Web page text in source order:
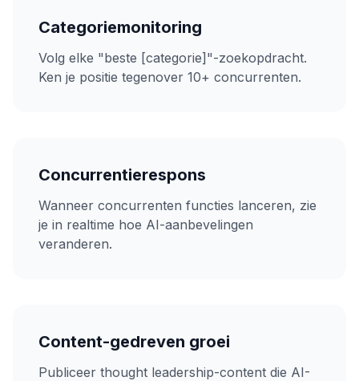
Categoriemonitoring
Volg elke "beste [categorie]"-zoekopdracht.
Ken je positie tegenover 10+ concurrenten.
Concurrentierespons
Wanneer concurrenten functies lanceren, zie
je in realtime hoe AI-aanbevelingen
veranderen.
Content-gedreven groei
Publiceer thought leadership-content die AI-